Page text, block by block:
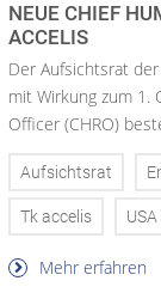
NEUE CHIEF
ACCELIS
Der Aufsichtsrat
mit Wirkung zum 1.
Officer (CHRO)
Aufsichtsrat
Tk accelis USA
Mehr erfahren